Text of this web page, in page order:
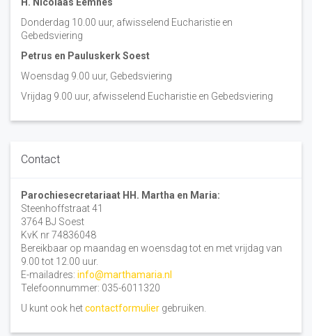
Donderdag 10.00 uur, afwisselend Eucharistie en
Gebedsviering
Petrus en Pauluskerk Soest
Woensdag 9.00 uur, Gebedsviering
Vrijdag 9.00 uur, afwisselend Eucharistie en Gebedsviering
Contact
Parochiesecretariaat HH. Martha en Maria:
Steenhoffstraat 41
3764 BJ Soest
KvK nr 74836048
Bereikbaar op maandag en woensdag tot en met vrijdag van
9.00 tot 12.00 uur.
E-mailadres: info@marthamaria.nl
Telefoonnummer: 035-6011320
U kunt ook hetcontactformulier gebruiken.